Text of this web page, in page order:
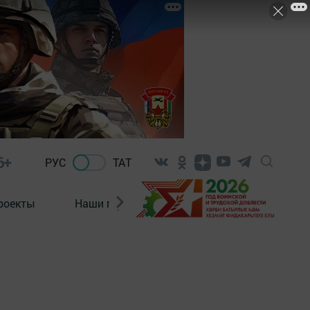
РУС ТАТ
Наши герои Нормативно-правовые